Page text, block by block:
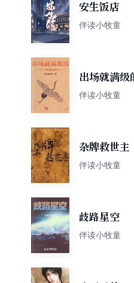
安生饭店
伴读小牧童
出场就满级
伴读小牧童
杂牌救世主
伴读小牧童
歧路星空
伴读小牧童